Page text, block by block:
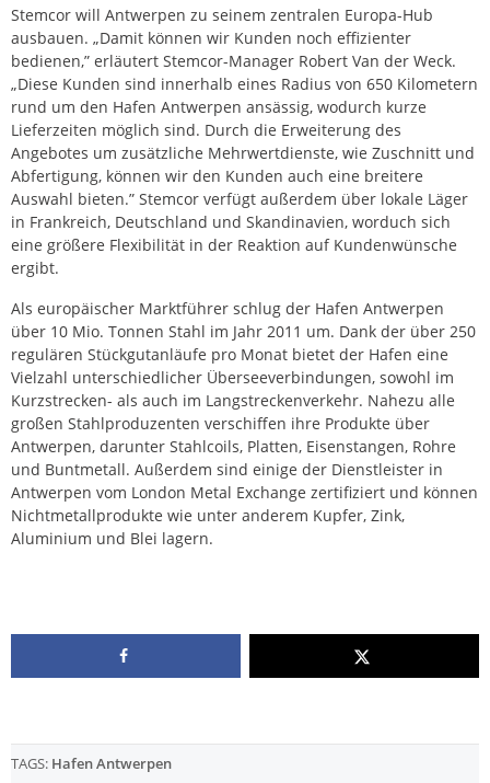
Stemcor will Antwerpen zu seinem zentralen Europa-Hub
ausbauen. „Damit können wir Kunden noch effizienter
bedienen,” erläutert Stemcor-Manager Robert Van der Weck.
„Diese Kunden sind innerhalb eines Radius von 650 Kilometern
rund um den Hafen Antwerpen ansässig, wodurch kurze
Lieferzeiten möglich sind. Durch die Erweiterung des
Angebotes um zusätzliche Mehrwertdienste, wie Zuschnitt und
Abfertigung, können wir den Kunden auch eine breitere
Auswahl bieten.” Stemcor verfügt außerdem über lokale Läger
in Frankreich, Deutschland und Skandinavien, worduch sich
eine größere Flexibilität in der Reaktion auf Kundenwünsche
ergibt.
Als europäischer Marktführer schlug der Hafen Antwerpen
über 10 Mio. Tonnen Stahl im Jahr 2011 um. Dank der über 250
regulären Stückgutanläufe pro Monat bietet der Hafen eine
Vielzahl unterschiedlicher Überseeverbindungen, sowohl im
Kurzstrecken- als auch im Langstreckenverkehr. Nahezu alle
großen Stahlproduzenten verschiffen ihre Produkte über
Antwerpen, darunter Stahlcoils, Platten, Eisenstangen, Rohre
und Buntmetall. Außerdem sind einige der Dienstleister in
Antwerpen vom London Metal Exchange zertifiziert und können
Nichtmetallprodukte wie unter anderem Kupfer, Zink,
Aluminium und Blei lagern.
TAGS: Hafen Antwerpen